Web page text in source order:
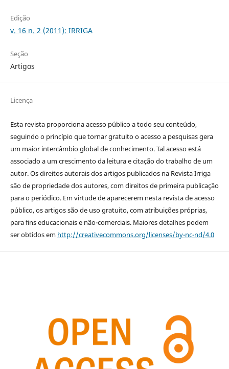
Edição
v. 16 n. 2 (2011): IRRIGA
Seção
Artigos
Licença
Esta revista proporciona acesso público a todo seu conteúdo,
seguindo o princípio que tornar gratuito o acesso a pesquisas gera
um maior intercâmbio global de conhecimento. Tal acesso está
associado a um crescimento da leitura e citação do trabalho de um
autor. Os direitos autorais dos artigos publicados na Revista Irriga
são de propriedade dos autores, com direitos de primeira publicação
para o periódico. Em virtude de aparecerem nesta revista de acesso
público, os artigos são de uso gratuito, com atribuições próprias,
para fins educacionais e não-comerciais. Maiores detalhes podem
ser obtidos em http://creativecommons.org/licenses/by-nc-nd/4.0